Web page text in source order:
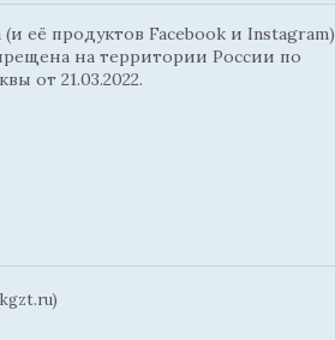
её продуктов Facebook и Instagram)
на территории России по
от 21.03.2022.